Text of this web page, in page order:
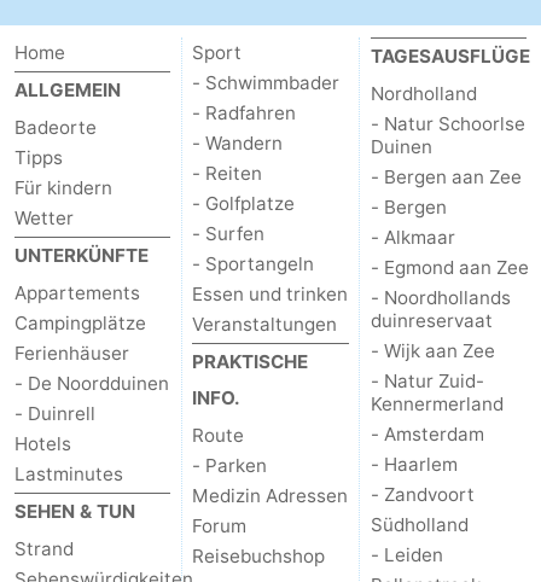
Home
ALLGEMEIN
Badeorte
Tipps
Für kindern
Wetter
UNTERKÜNFTE
Appartements
Campingplätze
Ferienhäuser
- De Noordduinen
- Duinrell
Hotels
Lastminutes
SEHEN & TUN
Strand
Sport
- Schwimmbader
- Radfahren
- Wandern
- Reiten
- Golfplatze
- Surfen
- Sportangeln
Essen und trinken
Veranstaltungen
PRAKTISCHE
INFO.
Route
- Parken
Medizin Adressen
Forum
Reisebuchshop
TAGESAUSFLÜGE
Nordholland
- Natur Schoorlse
Duinen
- Bergen aan Zee
- Bergen
- Alkmaar
- Egmond aan Zee
- Noordhollands
duinreservaat
- Wijk aan Zee
- Natur Zuid-
Kennermerland
- Amsterdam
- Haarlem
- Zandvoort
Südholland
- Leiden